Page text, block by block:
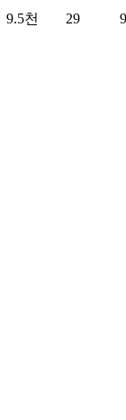
9.5천 29 9